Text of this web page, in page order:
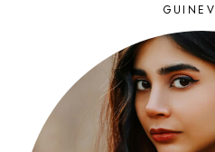
(USA)